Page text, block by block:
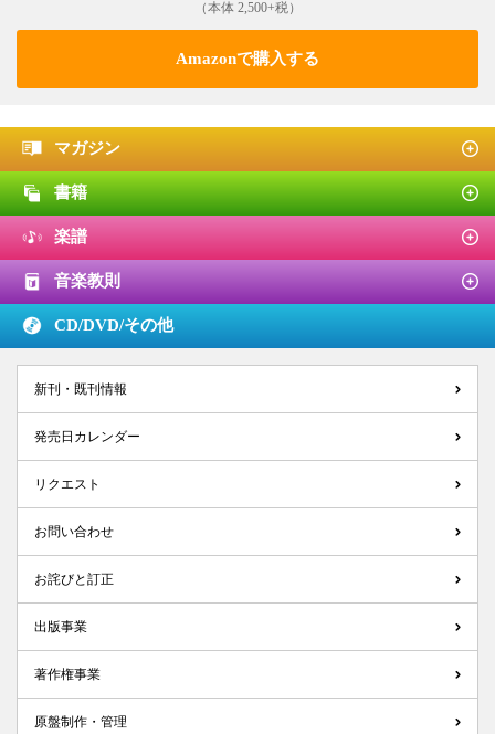
（本体 2,500+税）
Amazonで購入する
マガジン
書籍
楽譜
音楽教則
CD/DVD/その他
新刊・既刊情報
発売日カレンダー
リクエスト
お問い合わせ
お詫びと訂正
出版事業
著作権事業
原盤制作・管理